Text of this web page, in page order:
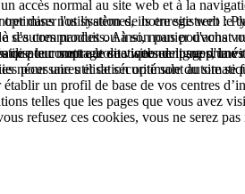
accès normal au site web et à la
dans nos systèmes, ils enregistrent
ses commandes ou à son panier
pour mettre le site web en ligne
nécessaires et de sécurité sont
l'utilisation de notre site web :
d'autres produits. Ainsi, nous
sont automatiquement
pour une utilisation optimale du site
le comptage de visites de pages, la
un profil de base de vos centres
telles que les pages que vous avez
refusez ces cookies, vous ne serez